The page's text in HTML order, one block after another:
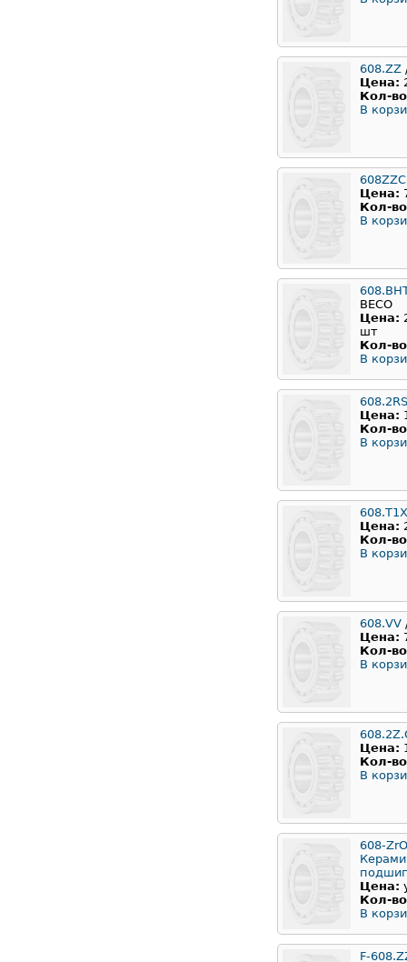
608.ZZ
Цена:
Кол-
В
Цена:
Кол-
В
BECO
Цена:
шт
Кол-
В
608.2RS
Цена:
Кол-
В
Цена:
Кол-
В
608.VV
Цена:
Кол-
В
Цена:
Кол-
В
608-
Цена:
Кол-
В
F-